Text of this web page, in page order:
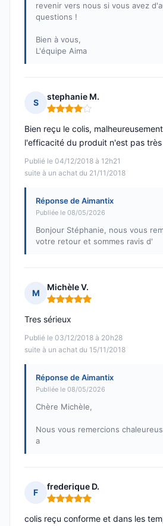
revenir vers nous si vous avez
questions !
Bien à vous,
L'équipe Aima
S
stephanie M.
Note : 4 sur 5
Publié le 04/12/2018 à 12h21
suite à un achat du 21/11/2018
Bien reçu le colis,
l'efficacité du produit n'est pas
Réponse de Aimantix
Publiée le 08/05/2026
Bonjour Stéphanie, nous vous
votre retour et sommes ravis d'
M
Michèle V.
Note : 5 sur 5
Publié le 03/12/2018 à 20h28
suite à un achat du 15/11/2018
Tres sérieux
Réponse de Aimantix
Publiée le 08/05/2026
Chère Michèle,
Nous vous remercions
a
F
frederique D.
Note : 5 sur 5
colis reçu conforme et dans les